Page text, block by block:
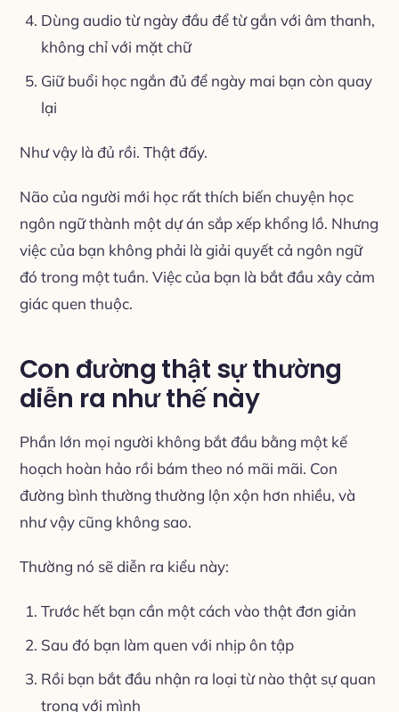
Dùng audio từ ngày đầu để từ gắn với âm thanh,
không chỉ với mặt chữ
Giữ buổi học ngắn đủ để ngày mai bạn còn quay
lại
Như vậy là đủ rồi. Thật đấy.
Não của người mới học rất thích biến chuyện học
ngôn ngữ thành một dự án sắp xếp khổng lồ. Nhưng
việc của bạn không phải là giải quyết cả ngôn ngữ
đó trong một tuần. Việc của bạn là bắt đầu xây cảm
giác quen thuộc.
Con đường thật sự thường
diễn ra như thế này
Phần lớn mọi người không bắt đầu bằng một kế
hoạch hoàn hảo rồi bám theo nó mãi mãi. Con
đường bình thường thường lộn xộn hơn nhiều, và
như vậy cũng không sao.
Thường nó sẽ diễn ra kiểu này:
Trước hết bạn cần một cách vào thật đơn giản
Sau đó bạn làm quen với nhịp ôn tập
Rồi bạn bắt đầu nhận ra loại từ nào thật sự quan
trọng với mình